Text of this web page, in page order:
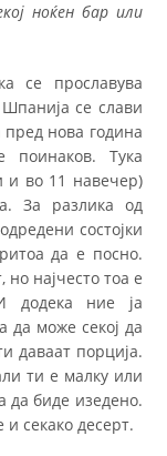
ноќен бар или
се прославува
се слави
нова година
Тука
и во 11 навечер)
За разлика од
состојки
да е посно.
но најчесто тоа е
додека ние ја
да може секој да
даваат порција.
ти е малку или
да биде изедено.
секако десерт.